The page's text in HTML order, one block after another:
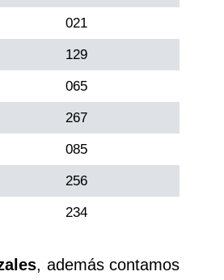
021
129
065
267
085
256
234
, además contamos